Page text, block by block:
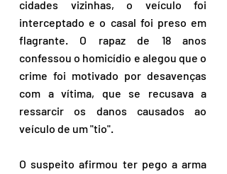
cidades vizinhas, o veículo foi
interceptado e o casal foi preso em
flagrante. O rapaz de 18 anos
confessou o homicídio e alegou que o
crime foi motivado por desavenças
com a vítima, que se recusava a
ressarcir os danos causados ao
veículo de um "tio".
O suspeito afirmou ter pego a arma